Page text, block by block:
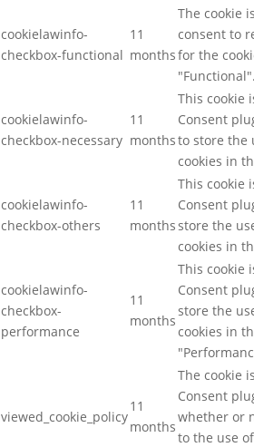
cookielawinfo-
checkbox-functional
11
months
The cookie
consent to
for the
"Functional".
cookielawinfo-
checkbox-necessary
11
months
This cookie
Consent
to store the
cookies in
cookielawinfo-
checkbox-others
11
months
This cookie
Consent
store the
cookies in
cookielawinfo-
checkbox-
performance
11
months
This cookie
Consent
store the
cookies in
viewed_cookie_policy
11
months
The cookie
Consent
whether or
to the use